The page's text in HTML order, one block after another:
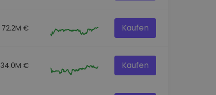
72.2M € Kaufen
34.0M € Kaufen